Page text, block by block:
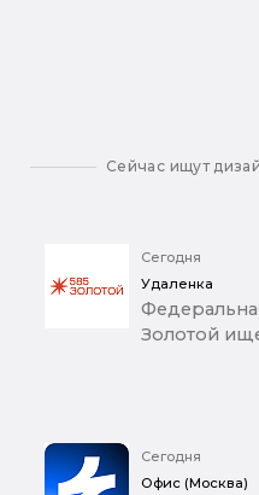
Сейчас ищут
Сегодня
Удаленка
Золотой
Сегодня
Офис (Москва)